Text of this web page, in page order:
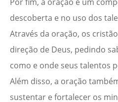
descoberta e no uso dos
Através da oração, os
direção de Deus, pedindo
como e onde seus talentos
Além disso, a oração
sustentar e fortalecer os